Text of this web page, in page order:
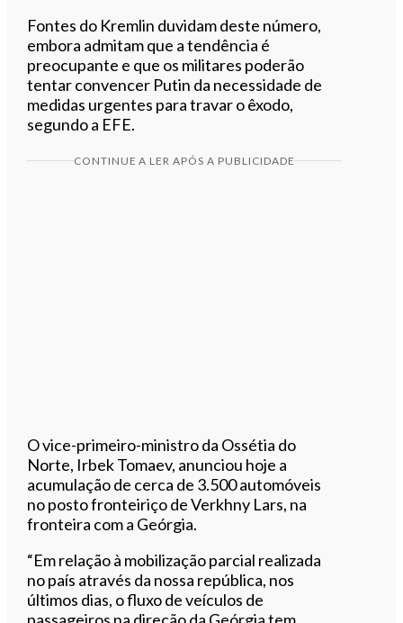
Fontes do Kremlin duvidam deste número,
embora admitam que a tendência é
preocupante e que os militares poderão
tentar convencer Putin da necessidade de
medidas urgentes para travar o êxodo,
segundo a EFE.
CONTINUE A LER APÓS A PUBLICIDADE
O vice-primeiro-ministro da Ossétia do
Norte, Irbek Tomaev, anunciou hoje a
acumulação de cerca de 3.500 automóveis
no posto fronteiriço de Verkhny Lars, na
fronteira com a Geórgia.
“Em relação à mobilização parcial realizada
no país através da nossa república, nos
últimos dias, o fluxo de veículos de